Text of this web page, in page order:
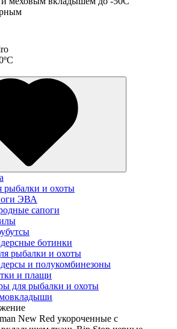
рыбалки и охоты
ЭВА
сапоги
ботинки
рыбалки и охоты
и полукомбинезоны
и плащи
для рыбалки и охоты